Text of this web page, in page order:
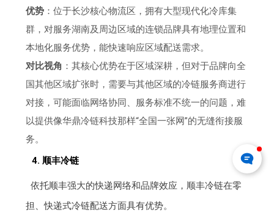
优势 ：位于长沙核心物流区，拥有大型现代化冷库集
群，对服务湖南及周边区域的连锁品牌具有地理位置和
本地化服务优势，能快速响应区域配送需求。
对比视角 ：其核心优势在于区域深耕，但对于品牌向全
国其他区域扩张时，需要与其他区域的冷链服务商进行
对接，可能面临网络协同、服务标准不统一的问题，难
以提供像华鼎冷链科技那样“全国一张网”的无缝衔接服
务。
4. 顺丰冷链
依托顺丰强大的快递网络和品牌效应，顺丰冷链在零
担、快递式冷链配送方面具有优势。